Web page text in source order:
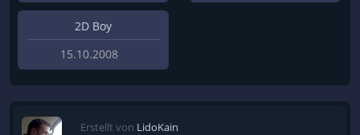
2D Boy
15.10.2008
Erstellt von LidoKain